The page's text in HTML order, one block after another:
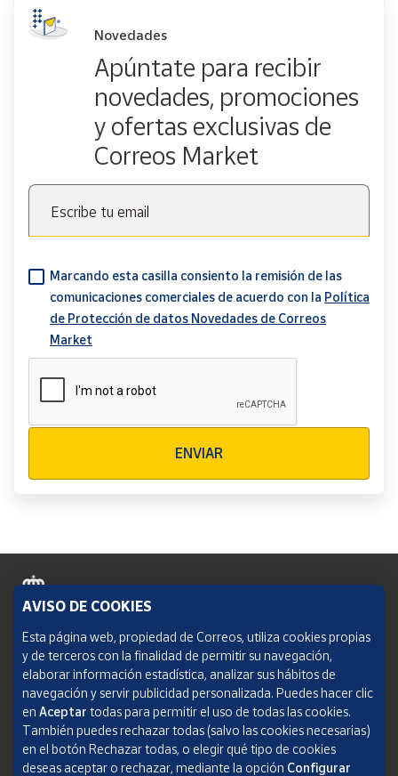
Novedades
Apúntate para recibir
novedades, promociones
y ofertas exclusivas de
Correos Market
Escribe tu email
Marcando esta casilla consiento la remisión de las
comunicaciones comerciales de acuerdo con la Política
de Protección de datos Novedades de Correos
Market
ENVIAR
Política de cookies
Aviso legal
Condiciones del servicio
Política de Privacidad Web
AVISO DE COOKIES
Esta página web, propiedad de Correos, utiliza cookies propias
y de terceros con la finalidad de permitir su navegación,
elaborar información estadística, analizar sus hábitos de
navegación y servir publicidad personalizada. Puedes hacer clic
en Aceptar todas para permitir el uso de todas las cookies.
También puedes rechazar todas (salvo las cookies necesarias)
en el botón Rechazar todas, o elegir qué tipo de cookies
deseas aceptar o rechazar, mediante la opción Configurar